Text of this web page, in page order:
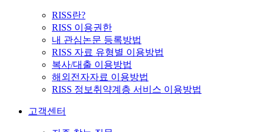
RISS란?
RISS 이용권한
내 관심논문 등록방법
RISS 자료 유형별 이용방법
복사/대출 이용방법
해외전자자료 이용방법
RISS 정보취약계층 서비스 이용방법
고객센터